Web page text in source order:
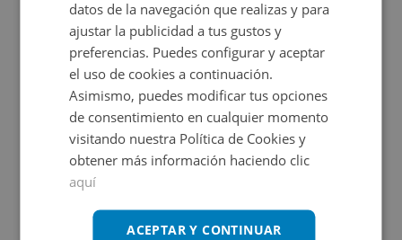
942 m2 18Hab. 20
DECO VIRTUAL
Edificio Singular en venta en CL ORIENTE, 9
datos de la navegación que realizas y para
ajustar la publicidad a tus gustos y
preferencias. Puedes configurar y aceptar
el uso de cookies a continuación.
Asimismo, puedes modificar tus opciones
de consentimiento en cualquier momento
visitando nuestra Política de Cookies y
obtener más información haciendo clic
aquí
ACEPTAR Y CONTINUAR